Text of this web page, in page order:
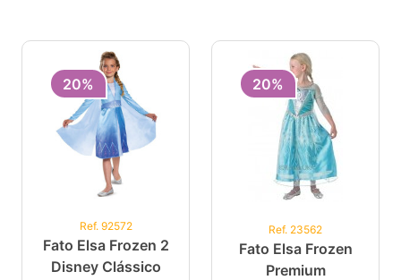
20%
Ref. 92572
Fato Elsa Frozen 2
Disney Clássico
20%
Ref. 23562
Fato Elsa Frozen
Premium